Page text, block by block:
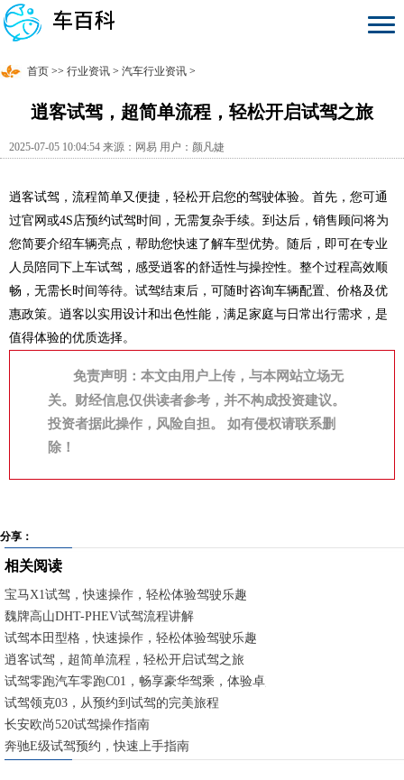
首页 >> 行业资讯 > 汽车行业资讯 >
逍客试驾，超简单流程，轻松开启试驾之旅
2025-07-05 10:04:54 来源：网易 用户：颜凡婕
逍客试驾，流程简单又便捷，轻松开启您的驾驶体验。首先，您可通
过官网或4S店预约试驾时间，无需复杂手续。到达后，销售顾问将为
您简要介绍车辆亮点，帮助您快速了解车型优势。随后，即可在专业
人员陪同下上车试驾，感受逍客的舒适性与操控性。整个过程高效顺
畅，无需长时间等待。试驾结束后，可随时咨询车辆配置、价格及优
惠政策。逍客以实用设计和出色性能，满足家庭与日常出行需求，是
值得体验的优质选择。
免责声明：本文由用户上传，与本网站立场无
关。财经信息仅供读者参考，并不构成投资建议。
投资者据此操作，风险自担。 如有侵权请联系删
除！
分享：
相关阅读
宝马X1试驾，快速操作，轻松体验驾驶乐趣
魏牌高山DHT-PHEV试驾流程讲解
试驾本田型格，快速操作，轻松体验驾驶乐趣
逍客试驾，超简单流程，轻松开启试驾之旅
试驾零跑汽车零跑C01，畅享豪华驾乘，体验卓越性能
试驾领克03，从预约到试驾的完美旅程
长安欧尚520试驾操作指南
奔驰E级试驾预约，快速上手指南